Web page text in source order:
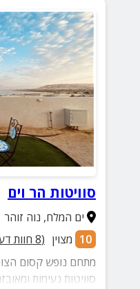
סוויטות הר וים
ים המלח, נוה זוהר
10 מצוין (
8 חוות
סוויטות נעימות